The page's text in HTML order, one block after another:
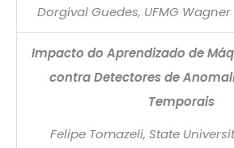
Dorgival Guedes, UFMG Wagner
Impacto do Aprendizado de
contra Detectores de
Temporais
Felipe Tomazeli, State